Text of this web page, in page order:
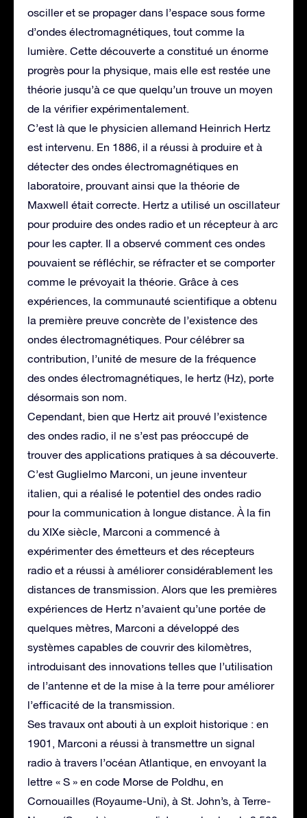
osciller et se propager dans l’espace sous forme
d’ondes électromagnétiques, tout comme la
lumière. Cette découverte a constitué un énorme
progrès pour la physique, mais elle est restée une
théorie jusqu’à ce que quelqu’un trouve un moyen
de la vérifier expérimentalement.
C’est là que le physicien allemand Heinrich Hertz
est intervenu. En 1886, il a réussi à produire et à
détecter des ondes électromagnétiques en
laboratoire, prouvant ainsi que la théorie de
Maxwell était correcte. Hertz a utilisé un oscillateur
pour produire des ondes radio et un récepteur à arc
pour les capter. Il a observé comment ces ondes
pouvaient se réfléchir, se réfracter et se comporter
comme le prévoyait la théorie. Grâce à ces
expériences, la communauté scientifique a obtenu
la première preuve concrète de l’existence des
ondes électromagnétiques. Pour célébrer sa
contribution, l’unité de mesure de la fréquence
des ondes électromagnétiques, le hertz (Hz), porte
désormais son nom.
Cependant, bien que Hertz ait prouvé l’existence
des ondes radio, il ne s’est pas préoccupé de
trouver des applications pratiques à sa découverte.
C’est Guglielmo Marconi, un jeune inventeur
italien, qui a réalisé le potentiel des ondes radio
pour la communication à longue distance. À la fin
du XIXe siècle, Marconi a commencé à
expérimenter des émetteurs et des récepteurs
radio et a réussi à améliorer considérablement les
distances de transmission. Alors que les premières
expériences de Hertz n’avaient qu’une portée de
quelques mètres, Marconi a développé des
systèmes capables de couvrir des kilomètres,
introduisant des innovations telles que l’utilisation
de l’antenne et de la mise à la terre pour améliorer
l’efficacité de la transmission.
Ses travaux ont abouti à un exploit historique : en
1901, Marconi a réussi à transmettre un signal
radio à travers l’océan Atlantique, en envoyant la
lettre « S » en code Morse de Poldhu, en
Cornouailles (Royaume-Uni), à St. John’s, à Terre-